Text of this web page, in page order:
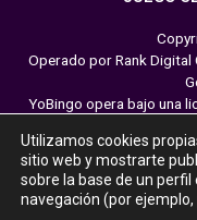
Operado por Rank Digital
YoBingo opera bajo una
responsabilidad en los
entretenimiento cuya
jugadores en nuestra
las pautas
Utilizamos cookies
sitio web y mostrarte
sobre la base de un
navegación (por ejemplo,